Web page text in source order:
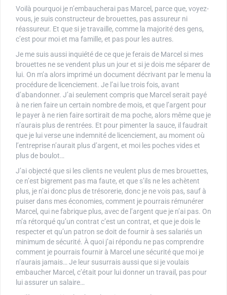
Voilà pourquoi je n’embaucherai pas Marcel, parce que, voyez-
vous, je suis constructeur de brouettes, pas assureur ni
réassureur. Et que si je travaille, comme la majorité des gens,
c’est pour moi et ma famille, et pas pour les autres.
Je me suis aussi inquiété de ce que je ferais de Marcel si mes
brouettes ne se vendent plus un jour et si je dois me séparer de
lui. On m’a alors imprimé un document décrivant par le menu la
procédure de licenciement. Je l’ai lue trois fois, avant
d’abandonner. J’ai seulement compris que Marcel serait payé
à ne rien faire un certain nombre de mois, et que l’argent pour
le payer à ne rien faire sortirait de ma poche, alors même que je
n’aurais plus de rentrées. Et pour pimenter la sauce, il faudrait
que je lui verse une indemnité de licenciement, au moment où
l’entreprise n’aurait plus d’argent, et moi les poches vides et
plus de boulot…
J’ai objecté que si les clients ne veulent plus de mes brouettes,
ce n’est bigrement pas ma faute, et que s’ils ne les achètent
plus, je n’ai donc plus de trésorerie, donc je ne vois pas, sauf à
puiser dans mes économies, comment je pourrais rémunérer
Marcel, qui ne fabrique plus, avec de l’argent que je n’ai pas. On
m’a rétorqué qu’un contrat c’est un contrat, et que je dois le
respecter et qu’un patron se doit de fournir à ses salariés un
minimum de sécurité. À quoi j’ai répondu ne pas comprendre
comment je pourrais fournir à Marcel une sécurité que moi je
n’aurais jamais… Je leur susurrais aussi que si je voulais
embaucher Marcel, c’était pour lui donner un travail, pas pour
lui assurer un salaire…